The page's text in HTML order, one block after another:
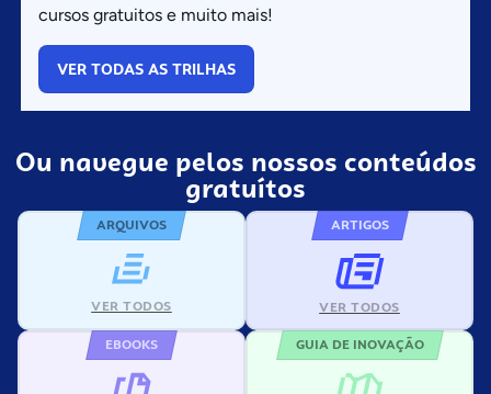
cursos gratuitos e muito mais!
VER TODAS AS TRILHAS
Ou navegue pelos nossos conteúdos
gratuítos
ARQUIVOS
VER TODOS
ARTIGOS
VER TODOS
EBOOKS GUIA DE INOVAÇÃO